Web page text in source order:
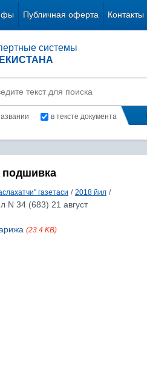
Публичная оферта Контакты
системы
в тексте документа
подшивка
газетаси / 2018 йил /
N 34 (683) 21 август
(23.4 KB)